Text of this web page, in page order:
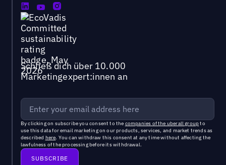
Schließ dich über 10.000
Marketingexpert:innen an
By clicking on subscribe you consent to the companies of the uberall groupto
use this data for email marketing on our products, services, and market trends as
described here. You can withdraw this consent at any time without affecting the
lawfulness of the processing before its withdrawal.